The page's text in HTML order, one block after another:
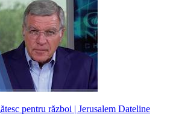
pentru război | Jerusalem Dateline